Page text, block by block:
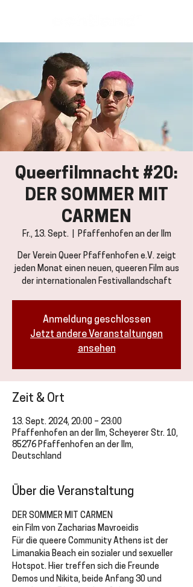
Queerfilmnacht #20:
DER SOMMER MIT
CARMEN
Fr., 13. Sept.
  |
Pfaffenhofen an der Ilm
Der Verein Queer Pfaffenhofen e.V. zeigt
jeden Monat einen neuen, queeren Film aus
der internationalen Festivallandschaft
Anmeldung geschlossen
Jetzt andere Veranstaltungen
ansehen
Zeit & Ort
13. Sept. 2024, 20:00 – 23:00
Pfaffenhofen an der Ilm, Scheyerer Str. 10,
85276 Pfaffenhofen an der Ilm,
Deutschland
Über die Veranstaltung
DER SOMMER MIT CARMEN
ein Film von Zacharias Mavroeidis
Für die queere Community Athens ist der
Limanakia Beach ein sozialer und sexueller
Hotspot. Hier treffen sich die Freunde
Demos und Nikita, beide Anfang 30 und